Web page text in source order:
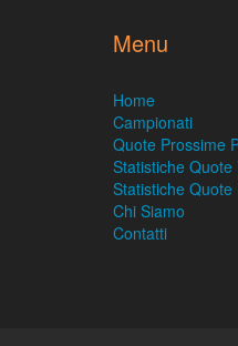
Menu
Home
Campionati
Quote Prossime
Statistiche
Statistiche
Chi Siamo
Contatti